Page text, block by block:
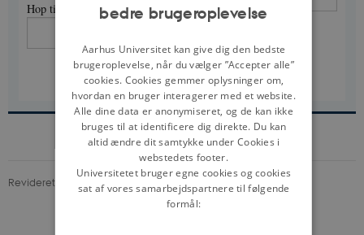
Hop til side
Faksimile
Tekst
Print PDF
Revideret 13.04.2021 Stefan Iversen
ENGLISH
bedre brugeroplevelse
Aarhus Universitet kan give dig den bedste
brugeroplevelse, når du vælger ”Accepter alle”
cookies. Cookies gemmer oplysninger om,
hvordan en bruger interagerer med et website.
Alle dine data er anonymiseret, og de kan ikke
bruges til at identificere dig direkte. Du kan
altid ændre dit samtykke under Cookies i
webstedets footer.
Universitetet bruger egne cookies og cookies
sat af vores samarbejdspartnere til følgende
formål: